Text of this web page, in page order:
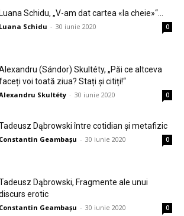
Luana Schidu, „V-am dat cartea «la cheie»“…
Luana Schidu - 30 iunie 2020 0
(Sándor) Skultéty, „Păi ce altceva
voi toată ziua? Stați și citiți!“
Skultéty - 30 iunie 2020 0
Dąbrowski între cotidian și metafizic
Constantin Geambașu - 30 iunie 2020 0
Dąbrowski, Fragmente ale unui
erotic
Constantin Geambașu - 30 iunie 2020 0